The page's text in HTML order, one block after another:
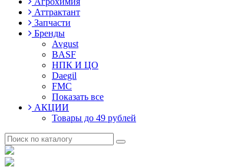
Аттрактант
Запчасти
Бренды
Avgust
BASF
НПК И ЦО
Daegil
FMC
Показать все
АКЦИИ
Товары до 49 рублей